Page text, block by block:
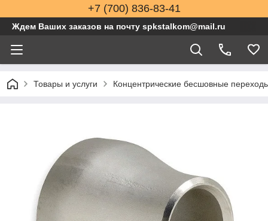
+7 (700) 836-83-41
Ждем Ваших заказов на почту spkstalkom@mail.ru
Товары и услуги Концентрические бесшовные